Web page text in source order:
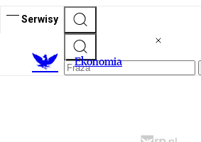
Serwisy
Ekonomia